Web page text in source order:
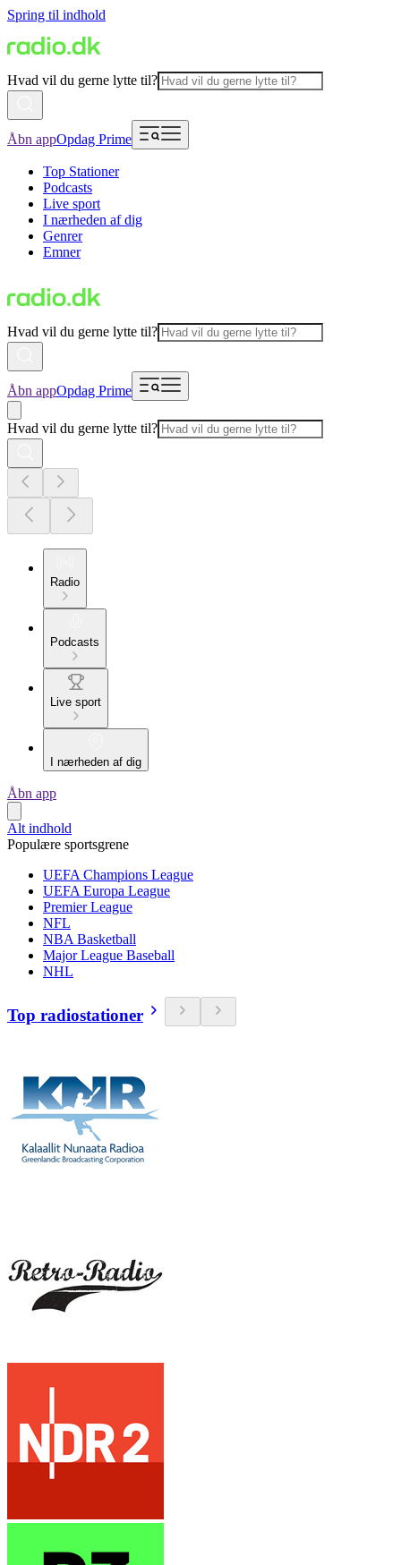
Spring til indhold
Hvad vil du gerne lytte til?
Åbn appOpdag Prime
Top Stationer
Podcasts
Live sport
I nærheden af dig
Genrer
Emner
Hvad vil du gerne lytte til?
Åbn appOpdag Prime
Hvad vil du gerne lytte til?
Radio
Podcasts
Live sport
I nærheden af dig
Åbn app
Alt indhold
Populære sportsgrene
UEFA Champions League
UEFA Europa League
Premier League
NFL
NBA Basketball
Major League Baseball
NHL
Top radiostationer